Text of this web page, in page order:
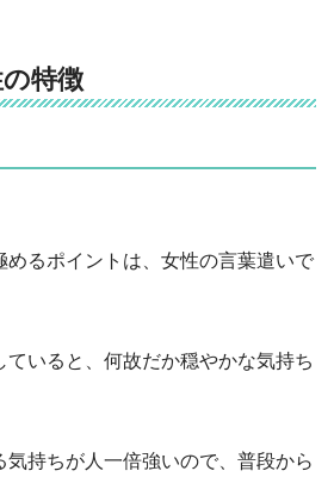
特徴
めるポイントは、女性の言葉遣いで
いると、何故だか穏やかな気持ち
気持ちが人一倍強いので、普段から